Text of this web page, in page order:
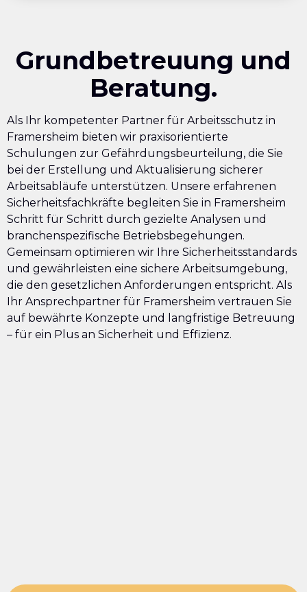
Grundbetreuung und
Beratung.
Als Ihr kompetenter Partner für Arbeitsschutz in
Framersheim bieten wir praxisorientierte
Schulungen zur Gefährdungsbeurteilung, die Sie
bei der Erstellung und Aktualisierung sicherer
Arbeitsabläufe unterstützen. Unsere erfahrenen
Sicherheitsfachkräfte begleiten Sie in Framersheim
Schritt für Schritt durch gezielte Analysen und
branchenspezifische Betriebsbegehungen.
Gemeinsam optimieren wir Ihre Sicherheitsstandards
und gewährleisten eine sichere Arbeitsumgebung,
die den gesetzlichen Anforderungen entspricht. Als
Ihr Ansprechpartner für Framersheim vertrauen Sie
auf bewährte Konzepte und langfristige Betreuung
– für ein Plus an Sicherheit und Effizienz.